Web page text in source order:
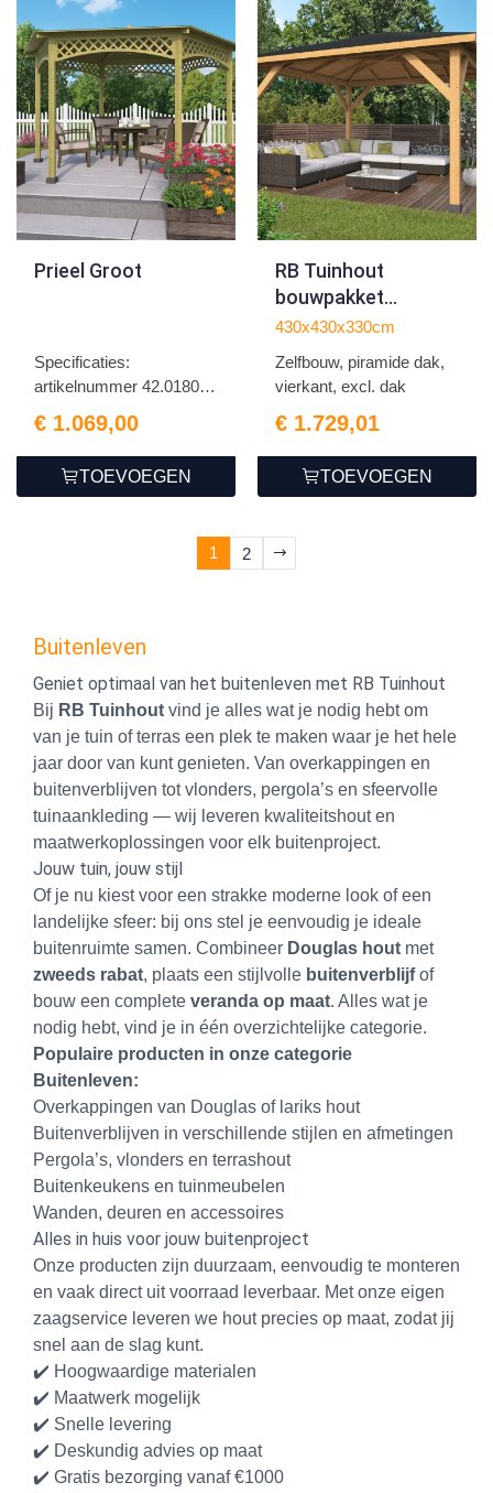
Prieel Groot
Specificaties:
artikelnummer 42.0180n
€ 1.069,00
TOEVOEGEN
RB Tuinhout
bouwpakket
overkapping 430 x
430x430x330cm
Zelfbouw, piramide dak,
vierkant, excl. dak
€ 1.729,01
TOEVOEGEN
1 2
Buitenleven
Geniet optimaal van het buitenleven met RB Tuinhout
Bij RB Tuinhout vind je alles wat je nodig hebt om
van je tuin of terras een plek te maken waar je het hele
jaar door van kunt genieten. Van overkappingen en
buitenverblijven tot vlonders, pergola’s en sfeervolle
tuinaankleding — wij leveren kwaliteitshout en
maatwerkoplossingen voor elk buitenproject.
Jouw tuin, jouw stijl
Of je nu kiest voor een strakke moderne look of een
landelijke sfeer: bij ons stel je eenvoudig je ideale
buitenruimte samen. Combineer Douglas hout met
zweeds rabat, plaats een stijlvolle buitenverblijfof
bouw een complete veranda op maat. Alles wat je
nodig hebt, vind je in één overzichtelijke categorie.
Populaire producten in onze categorie
Buitenleven:
Overkappingen van Douglas of lariks hout
Buitenverblijven in verschillende stijlen en afmetingen
Pergola’s, vlonders en terrashout
Buitenkeukens en tuinmeubelen
Wanden, deuren en accessoires
Alles in huis voor jouw buitenproject
Onze producten zijn duurzaam, eenvoudig te monteren
en vaak direct uit voorraad leverbaar. Met onze eigen
zaagservice leveren we hout precies op maat, zodat jij
snel aan de slag kunt.
✔️ Hoogwaardige materialen
✔️ Maatwerk mogelijk
✔️ Snelle levering
✔️ Deskundig advies op maat
✔️ Gratis bezorging vanaf €1000